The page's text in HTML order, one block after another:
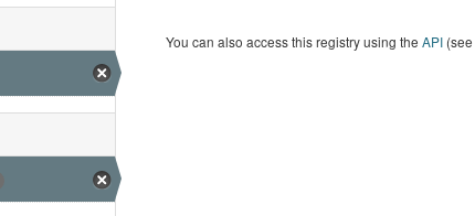
You can also access this registry using the API (see